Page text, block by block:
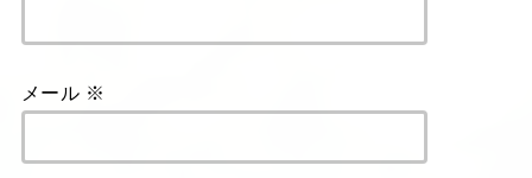
メール ※